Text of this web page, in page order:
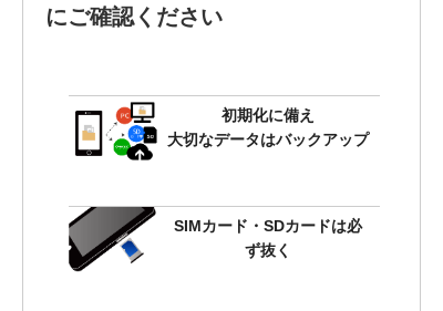
にご確認ください
初期化に備え
大切なデータはバックアップ
SIMカード・SDカードは必
ず抜く